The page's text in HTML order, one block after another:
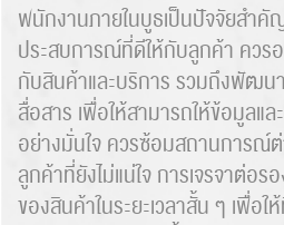
พนักงานภายในบูธเป็นปัจจัยสำคั
ประสบการณ์ที่ดีให้กับลูกค้า ควร
กับสินค้าและบริการ รวมถึงพัฒน
สื่อสาร เพื่อให้สามารถให้ข้อมูลแ
อย่างมั่นใจ ควรซ้อมสถานการณ์
ลูกค้าที่ยังไม่แน่ใจ การเจรจาต่อร
ของสินค้าในระยะเวลาสั้น ๆ เพื่อ